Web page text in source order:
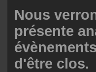
Nous
présente
d'être clos.